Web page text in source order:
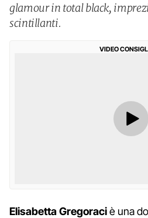
glamour in total black,
scintillanti.
VIDEO
Elisabetta Gregoraciè una